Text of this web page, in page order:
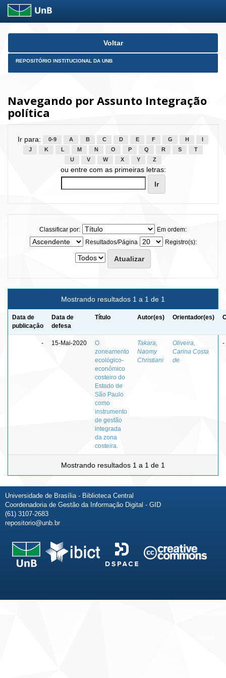
Skip
Voltar
REPOSITÓRIO INSTITUCIONAL DA UNB
Navegando por Assunto Integração
política
Ir para: 0-9 A B C D E F G H
J
K L M N O P Q R S
T
U
V W X Y Z
ou entre com as primeiras letras:
Classificar por:
Em ordem:
Resultados/Página
Registro(s):
Mostrando resultados 1 a 1 de 1
Data de
publicação
Data de
defesa
Título Autor(es) Orientador(es)
- 15-Mai-2020
O
zoneamento
ecológico-
econômico
costeiro do
Estado de
São Paulo
como
instrumento
de gestão
integrada
da zona
costeira.
Takara,
Naomy
Christiani
Oliveira,
Carina Costa
de
-
Mostrando resultados 1 a 1 de 1
Universidade de Brasília - Biblioteca Central
Coordenadoria de Gestão da Informação Digital - GID
(61) 3107-2683
repositorio@unb.br